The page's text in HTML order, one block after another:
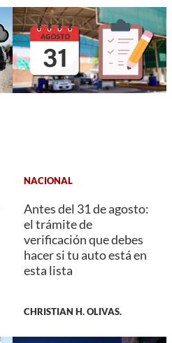
NACIONAL
Antes del 31 de agosto:
el trámite de
verificación que debes
hacer si tu auto está en
esta lista
CHRISTIAN H. OLIVAS.